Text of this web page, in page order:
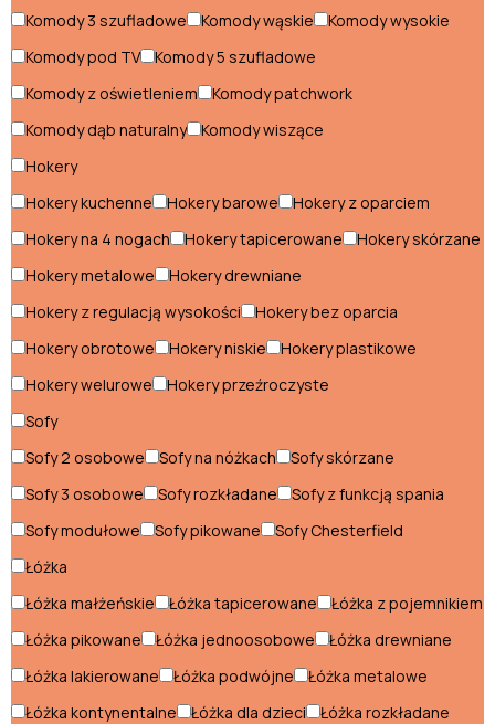
Meble
do biura
Meble
balkon
Pokój
młodzieżowy
Salon
Sypialnia
Hokery do
jadalni
Krzesła do
jadalni
Hokery do jadalni
Krzesła do jadalni
Kuchnia
Kredensy kuchenne
Komody 3 szufladowe
Komody wąskie
Komody wysokie
Komody pod TV
Komody 5 szufladowe
Komody z oświetleniem
Komody patchwork
Komody dąb naturalny
Komody wiszące
Hokery
Hokery kuchenne
Hokery barowe
Hokery z oparciem
Hokery na 4 nogach
Hokery tapicerowane
Hokery skórzane
Hokery metalowe
Hokery drewniane
Hokery z regulacją wysokości
Hokery bez oparcia
Hokery obrotowe
Hokery niskie
Hokery plastikowe
Hokery welurowe
Hokery przeźroczyste
Sofy
Sofy 2 osobowe
Sofy na nóżkach
Sofy skórzane
Sofy 3 osobowe
Sofy rozkładane
Sofy z funkcją spania
Sofy modułowe
Sofy pikowane
Sofy Chesterfield
Łóżka
Łóżka małżeńskie
Łóżka tapicerowane
Łóżka z pojemnikiem
Łóżka pikowane
Łóżka jednoosobowe
Łóżka drewniane
Łóżka lakierowane
Łóżka podwójne
Łóżka metalowe
Łóżka kontynentalne
Łóżka dla dzieci
Łóżka rozkładane